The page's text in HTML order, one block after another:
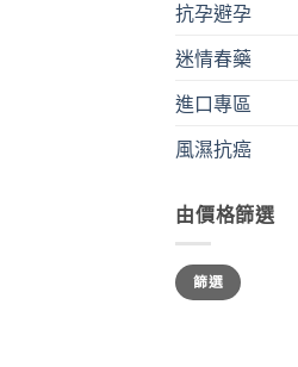
抗孕避孕
迷情春藥
進口專區
風濕抗癌
由價格篩選
最
低
價
最
高
價
篩選